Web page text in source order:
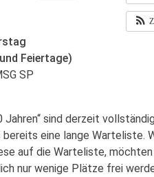
Feiertage)
SP
sind derzeit
eine lange Warteliste.
auf die Warteliste,
nur wenige Plätze frei